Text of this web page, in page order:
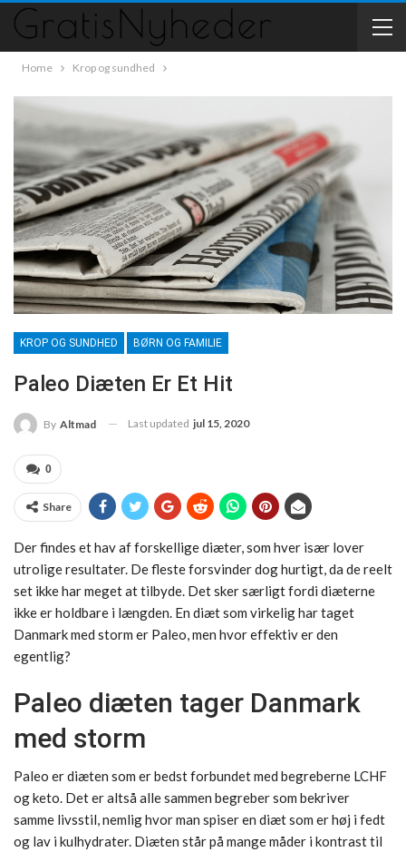
Home Krop og sundhed
KROP OG SUNDHED BØRN OG FAMILIE
Paleo Diæten Er Et Hit
By Altmad Last updated jul 15, 2020
0
Share
Der findes et hav af forskellige diæter, som hver især lover
utrolige resultater. De fleste forsvinder dog hurtigt, da de reelt
set ikke har meget at tilbyde. Det sker særligt fordi diæterne
ikke er holdbare i længden. En diæt som virkelig har taget
Danmark med storm er Paleo, men hvor effektiv er den
egentlig?
Paleo diæten tager Danmark
med storm
Paleo er diæten som er bedst forbundet med begreberne LCHF
og keto. Det er altså alle sammen begreber som bekriver
samme livsstil, nemlig hvor man spiser en diæt som er høj i fedt
og lav i kulhydrater. Diæten står på mange måder i kontrast til